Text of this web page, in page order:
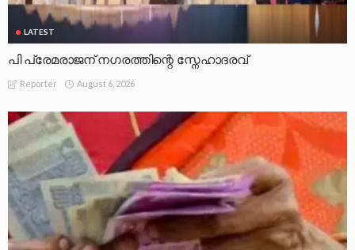
LATEST
പി പ്രേമരാജന് നഗരത്തിന്റെ സ്നേഹാദരവ്
Reporter August 6, 2026